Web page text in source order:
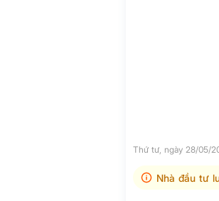
Thứ tư, ngày 28/05/
Nhà đầu tư